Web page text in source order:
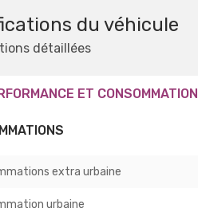
du véhicule
détaillées
ET CONSOMMATION
extra urbaine
urbaine